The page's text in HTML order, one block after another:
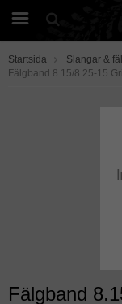
Startsida Slangar &
Fälgband 8.15/8.25-15
Fälgband